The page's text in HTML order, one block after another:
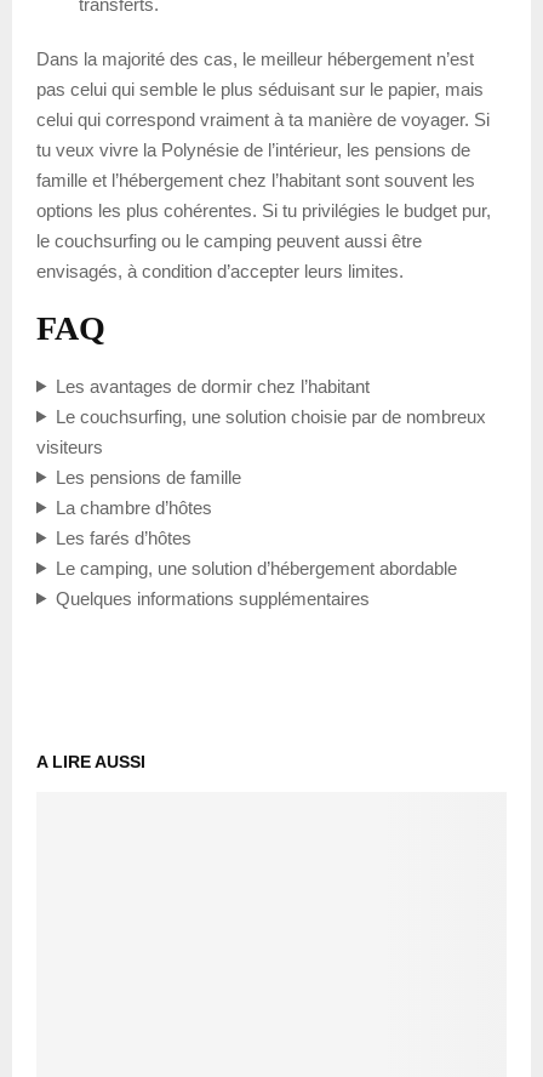
Dans la majorité des cas, le meilleur hébergement n’est
pas celui qui semble le plus séduisant sur le papier, mais
celui qui correspond vraiment à ta manière de voyager. Si
tu veux vivre la Polynésie de l’intérieur, les pensions de
famille et l’hébergement chez l’habitant sont souvent les
options les plus cohérentes. Si tu privilégies le budget pur,
le couchsurfing ou le camping peuvent aussi être
envisagés, à condition d’accepter leurs limites.
FAQ
Les avantages de dormir chez l’habitant
Le couchsurfing, une solution choisie par de nombreux
visiteurs
Les pensions de famille
La chambre d’hôtes
Les farés d’hôtes
Le camping, une solution d’hébergement abordable
Quelques informations supplémentaires
A LIRE AUSSI